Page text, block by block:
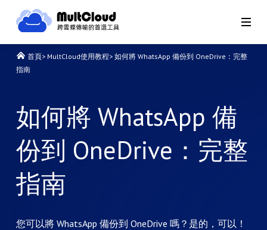
首頁> MultCloud使用教程> 如何將 WhatsApp 備份到 OneDrive：完整
指南
如何將 WhatsApp 備
份到 OneDrive：完整
指南
您可以將 WhatsApp 備份到 OneDrive 嗎？是的，可以！